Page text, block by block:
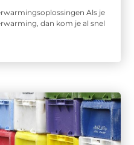
Als je
dan kom je al snel